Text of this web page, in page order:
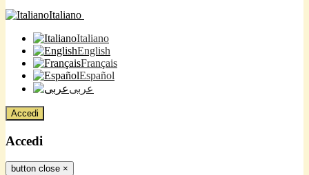
Italiano
Italiano
English
Français
Español
عربى
Accedi
Accedi
button close ×